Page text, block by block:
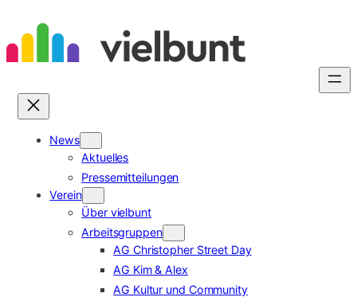
Inhalt
springen
News
Aktuelles
Pressemitteilungen
Verein
Über vielbunt
Arbeitsgruppen
AG Christopher Street Day
AG Kim & Alex
AG Kultur und Community